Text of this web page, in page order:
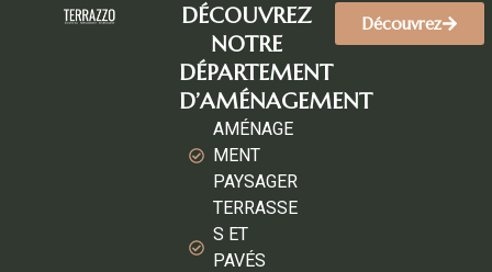
DÉCOUVREZ
NOTRE
DÉPARTEMENT
D’AMÉNAGEMENT
AMÉNAGE
MENT
PAYSAGER
TERRASSE
S ET
PAVÉS
Découvrez